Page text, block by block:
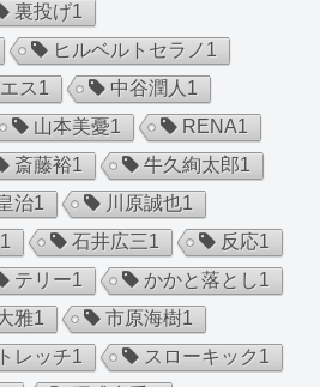
裏投げ1
ヒルベルトセラノ 1
ス1 中谷潤人1
山本美憂1 RENA1
斎藤裕1 牛久絢太郎1
治1 川原誠也1
1 石井広三1 反応1
テリー1 かかと落とし1
雅1 市原海樹1
レッチ1 スローキック1